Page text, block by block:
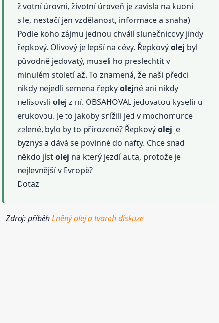
životní úrovni, životní úroveň je zavisla na kuoni
sile, nestačí jen vzdělanost, informace a snaha)
Podle koho zájmu jednou chválí slunečnicovy jindy
řepkový. Olivový je lepší na cévy. Řepkovýolej byl
původně jedovatý, museli ho preslechtit v
minulém století až. To znamená, že naši předci
nikdy nejedli semena řepkyolejné ani nikdy
nelisovsliolej z ní. OBSAHOVAL jedovatou kyselinu
erukovou. Je to jakoby snížili jed v mochomurce
zelené, bylo by to přirozené? Řepkovýolej je
byznys a dává se povinné do nafty. Chce snad
někdo jístolej na který jezdí auta, protože je
nejlevnější v Evropě?
Dotaz
Zdroj: příběhLněný olej a tvaroh diskuze